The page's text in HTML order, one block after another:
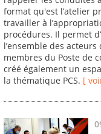
format qu'est l’atelier
travailler à
procédures. Il permet
l’ensemble des
membres du Poste de
créé également un
la thématique PCS. [